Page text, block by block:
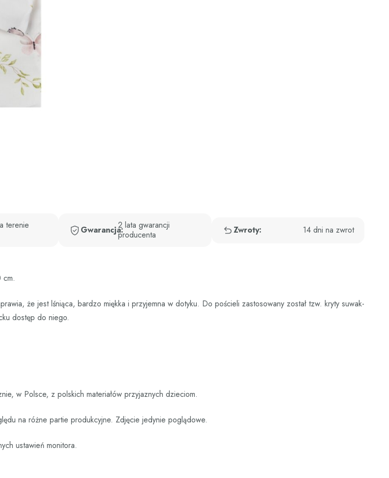
terenie
Gwarancja:2 lata gwarancji
producenta
Zwroty: 14 dni na zwrot
cm.
że jest lśniąca, bardzo miękka i przyjemna w dotyku. Do pościeli zastosowany został tzw. kryty suwak-
dostęp do niego.
w Polsce, z polskich materiałów przyjaznych dzieciom.
na różne partie produkcyjne. Zdjęcie jedynie poglądowe.
ustawień monitora.